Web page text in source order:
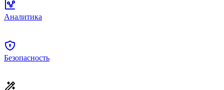
Аналитика
Безопасность